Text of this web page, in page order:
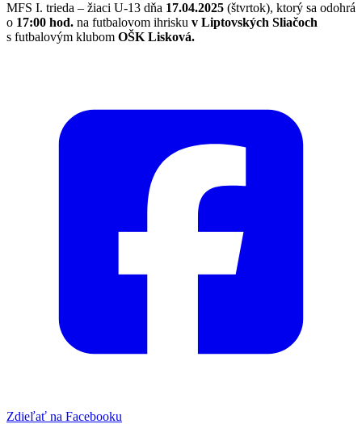
MFS I. trieda – žiaci U-13 dňa 17.04.2025 (štvrtok), ktorý sa odohrá
o 17:00 hod. na futbalovom ihrisku v Liptovských Sliačoch
s futbalovým klubom OŠK Lisková.
Zdieľať na Facebooku